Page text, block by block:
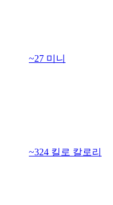
~27 미니
~324 킬로 칼로리